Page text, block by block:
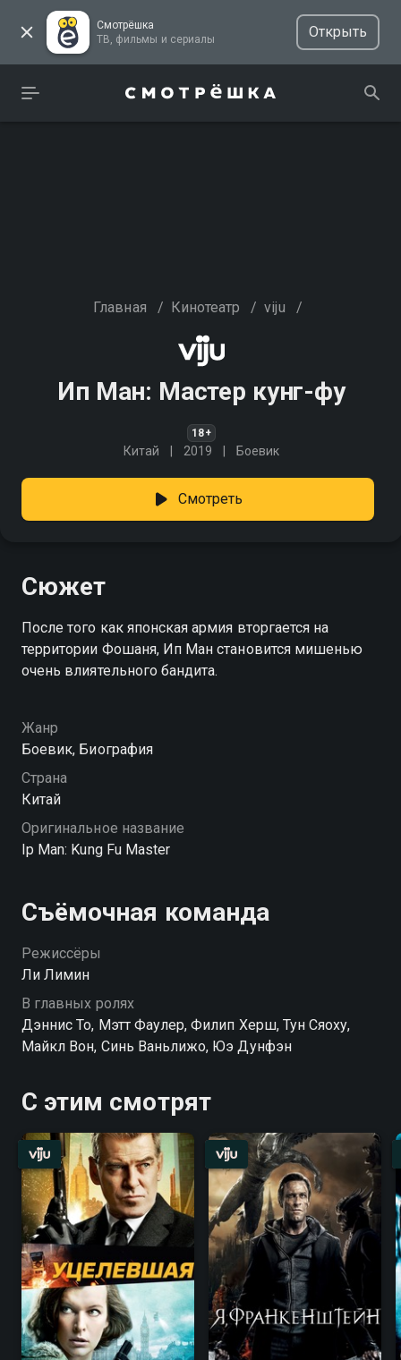
Смотрёшка
ТВ, фильмы и сериалы
Открыть
Главная / Кинотеатр / viju /
Ип Ман: Мастер кунг-фу
18+
Китай 2019 Боевик
Смотреть
Сюжет
После того как японская армия вторгается на
территории Фошаня, Ип Ман становится мишенью
очень влиятельного бандита.
Жанр
Боевик, Биография
Страна
Китай
Оригинальное название
Ip Man: Kung Fu Master
Съёмочная команда
Режиссёры
Ли Лимин
В главных ролях
Дэннис То, Мэтт Фаулер, Филип Херш, Тун Сяоху,
Майкл Вон, Синь Ваньлижо, Юэ Дунфэн
С этим смотрят